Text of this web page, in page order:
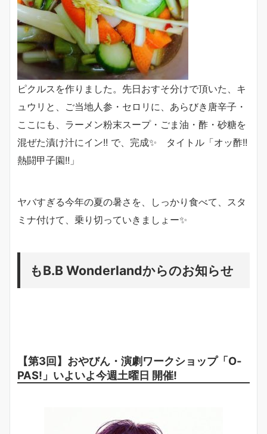
ピクルスを作りました。先日おすそ分けで頂いた、キ
ュウリと、ご当地人参・セロリに、あらびき唐辛子・
ここにも、ラーメン粉末スープ・ごま油・酢・砂糖を
混ぜた漬け汁にイン!! で、完成✨ タイトル「オッ酢!!
熱闘甲子園!!」
ヤバすぎる今年の夏の暑さを、しっかり食べて、スタ
ミナ付けて、乗り切っていきましょー✨
もB.B Wonderlandからのお知らせ
【第3回】おやびん・演劇ワークショップ「O-
PAS!」いよいよ今週土曜日 開催!